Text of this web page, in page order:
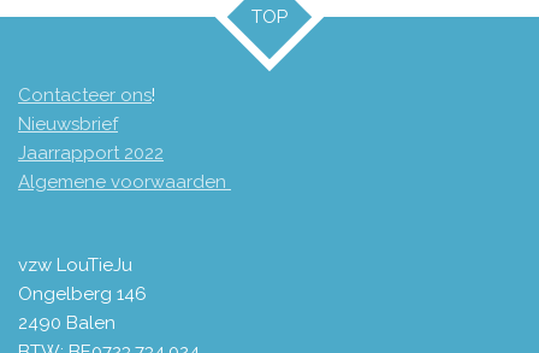
TOP
Contacteer ons!
Nieuwsbrief
Jaarrapport 2022
Algemene voorwaarden
vzw LouTieJu
Ongelberg 146
2490 Balen